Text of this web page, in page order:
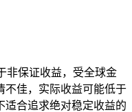
非保证收益，受全球金
不佳，实际收益可能低于
适合追求绝对稳定收益的